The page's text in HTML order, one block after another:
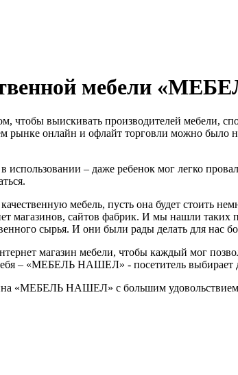
мебели
чтобы выискивать производителей мебели,
рынке онлайн и офлайт торговли можно
использовании – даже ребенок мог легко
мебель, пусть она будет стоить
магазинов, сайтов фабрик. И мы нашли таких
сырья. И они были рады делать для нас
магазин мебели, чтобы каждый мог
– «МЕБЕЛЬ НАШЕЛ» - посетитель выбирает
«МЕБЕЛЬ НАШЕЛ» с большим удовольствием